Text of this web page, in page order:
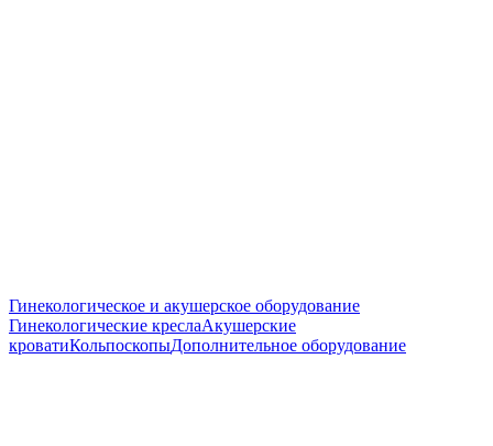
Гинекологическое и акушерское оборудование
Гинекологические креслаАкушерские
кроватиКольпоскопыДополнительное оборудование